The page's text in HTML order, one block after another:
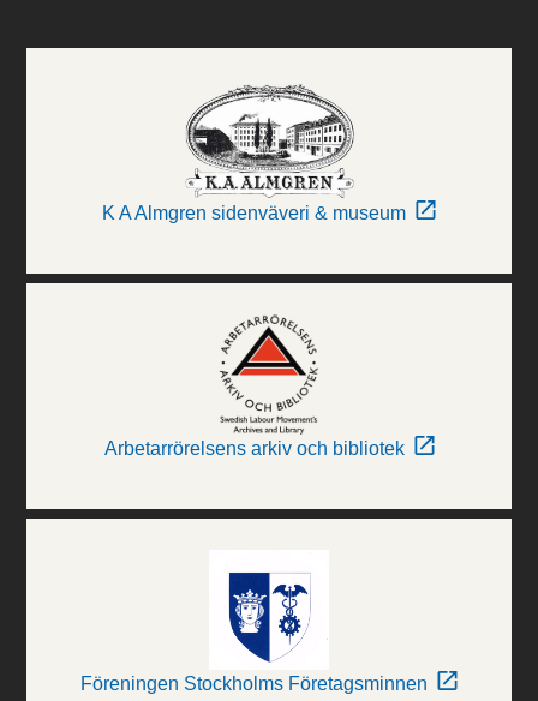
K A Almgren sidenväveri & museum
Arbetarrörelsens arkiv och bibliotek
Föreningen Stockholms Företagsminnen